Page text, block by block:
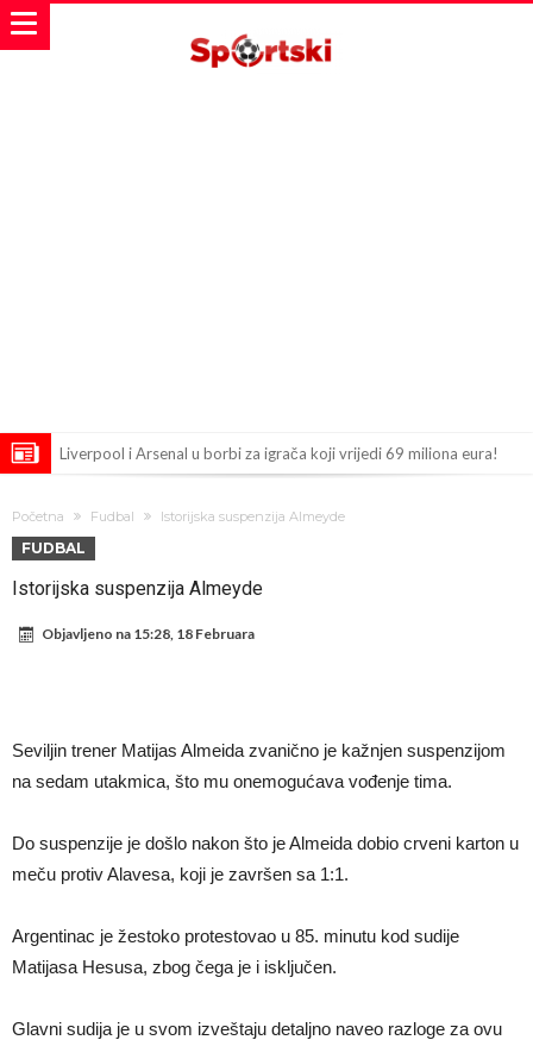
Liverpool i Arsenal u borbi za igrača koji vrijedi 69 miliona eura!
napokon poznat
Engleski reprezentativac optužen za napad u noćnom klubu
Samo dva fudbalska velikana uspjela su ostvariti “nemoguće”! Jedan
Atletico prati situaciju.
Početna Fudbal Istorijska suspenzija Almeyde
FUDBAL
Istorijska suspenzija Almeyde
Objavljeno na 15:28, 18 Februara
Seviljin trener Matijas Almeida zvanično je kažnjen suspenzijom
na sedam utakmica, što mu onemogućava vođenje tima.
Do suspenzije je došlo nakon što je Almeida dobio crveni karton u
meču protiv Alavesa, koji je završen sa 1:1.
Argentinac je žestoko protestovao u 85. minutu kod sudije
Matijasa Hesusa, zbog čega je i isključen.
Glavni sudija je u svom izveštaju detaljno naveo razloge za ovu